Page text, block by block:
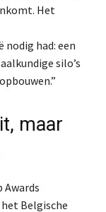
Het
had: een
silo’s
maar
Belgische